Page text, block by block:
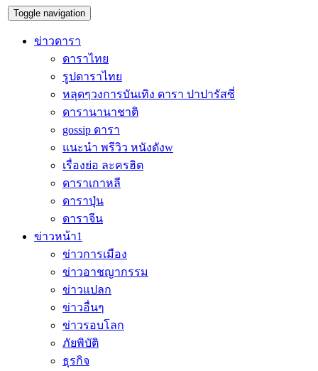
Toggle navigation
ข่าวดารา
ดาราไทย
รูปดาราไทย
หลุดๆวงการบันเทิง ดารา ปาปารัสซี่
ดารานานาชาติ
gossip ดารา
แนะนำ พรีวิว หนังดังw
เรื่องย่อ ละครฮิต
ดาราเกาหลี
ดาราปุ่น
ดาราจีน
ข่าวหน้า1
ข่าวการเมือง
ข่าวอาชญากรรม
ข่าวแปลก
ข่าวอื่นๆ
ข่าวรอบโลก
ภัยพิบัติ
ธุรกิจ